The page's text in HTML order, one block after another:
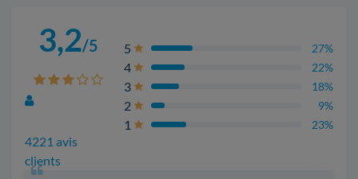
3,2/5
4221 avis
clients
5 27%
4 22%
3 18%
2 9%
1 23%